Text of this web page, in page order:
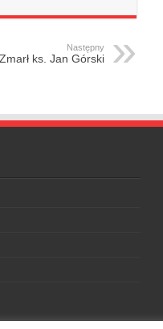
Następny
Zmarł ks. Jan Górski